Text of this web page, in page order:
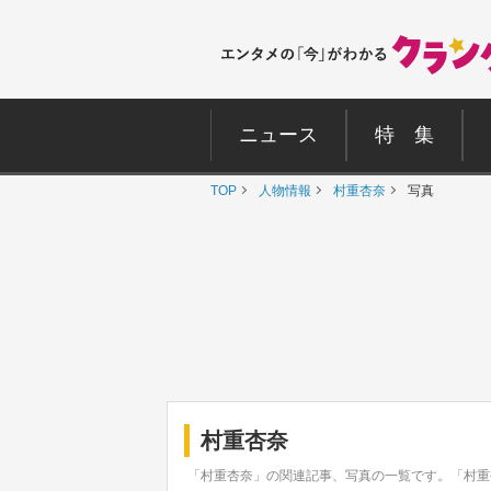
ニュース 特 集
TOP 人物情報 村重杏奈 写真
村重杏奈
「村重杏奈」の関連記事、写真の一覧です。「村